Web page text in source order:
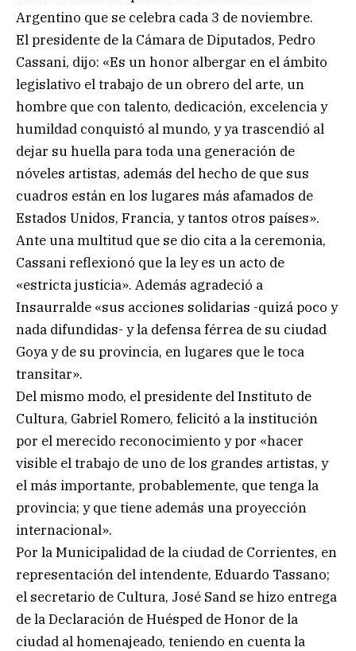
Argentino que se celebra cada 3 de noviembre.
El presidente de la Cámara de Diputados, Pedro
Cassani, dijo: «Es un honor albergar en el ámbito
legislativo el trabajo de un obrero del arte, un
hombre que con talento, dedicación, excelencia y
humildad conquistó al mundo, y ya trascendió al
dejar su huella para toda una generación de
nóveles artistas, además del hecho de que sus
cuadros están en los lugares más afamados de
Estados Unidos, Francia, y tantos otros países».
Ante una multitud que se dio cita a la ceremonia,
Cassani reflexionó que la ley es un acto de
«estricta justicia». Además agradeció a
Insaurralde «sus acciones solidarias -quizá poco y
nada difundidas- y la defensa férrea de su ciudad
Goya y de su provincia, en lugares que le toca
transitar».
Del mismo modo, el presidente del Instituto de
Cultura, Gabriel Romero, felicitó a la institución
por el merecido reconocimiento y por «hacer
visible el trabajo de uno de los grandes artistas, y
el más importante, probablemente, que tenga la
provincia; y que tiene además una proyección
internacional».
Por la Municipalidad de la ciudad de Corrientes, en
representación del intendente, Eduardo Tassano;
el secretario de Cultura, José Sand se hizo entrega
de la Declaración de Huésped de Honor de la
ciudad al homenajeado, teniendo en cuenta la